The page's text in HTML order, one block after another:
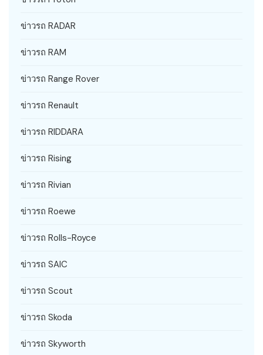
ข่าวรถ RADAR
ข่าวรถ RAM
ข่าวรถ Range Rover
ข่าวรถ Renault
ข่าวรถ RIDDARA
ข่าวรถ Rising
ข่าวรถ Rivian
ข่าวรถ Roewe
ข่าวรถ Rolls-Royce
ข่าวรถ SAIC
ข่าวรถ Scout
ข่าวรถ Skoda
ข่าวรถ Skyworth